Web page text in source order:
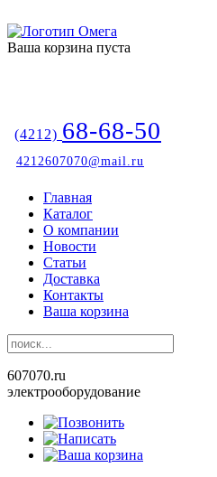
Ваша корзина пуста
(4212) 68-68-50
4212607070@mail.ru
Главная
Каталог
О компании
Новости
Статьи
Доставка
Контакты
Ваша корзина
607070.ru
электрооборудование